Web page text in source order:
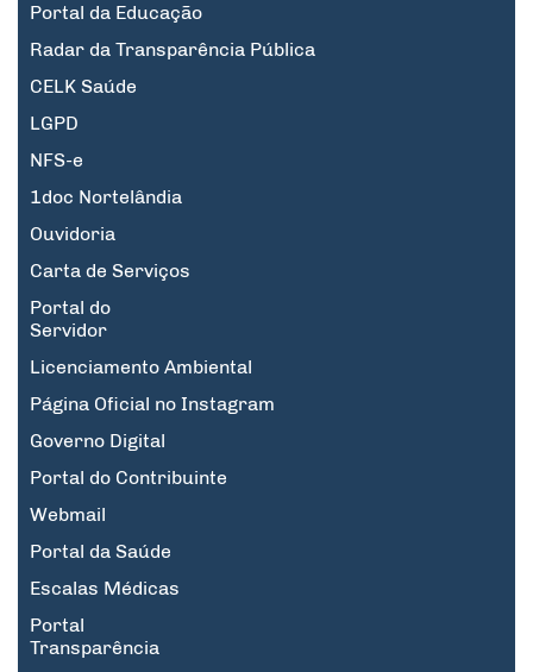
Portal da Educação
Radar da Transparência Pública
CELK Saúde
LGPD
NFS-e
1doc Nortelândia
Ouvidoria
Carta de Serviços
Portal do
Servidor
Licenciamento Ambiental
Página Oficial no Instagram
Governo Digital
Portal do Contribuinte
Webmail
Portal da Saúde
Escalas Médicas
Portal
Transparência